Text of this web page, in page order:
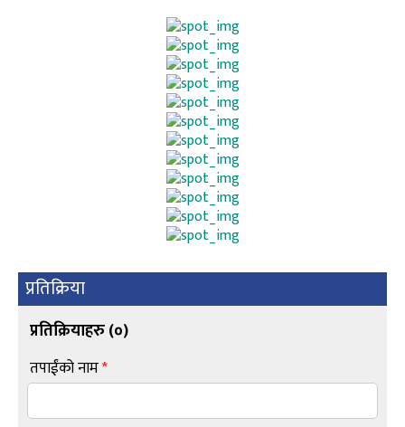
प्रतिक्रिया
प्रतिक्रियाहरु (०)
तपाईंको नाम*